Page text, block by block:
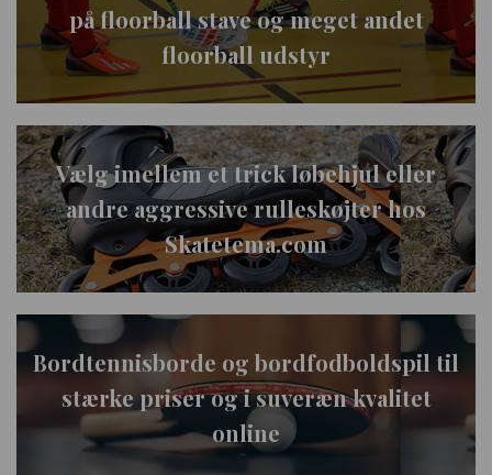
på floorball stave og meget andet
floorball udstyr
Vælg imellem et trick løbehjul eller
andre aggressive rulleskøjter hos
Skatetema.com
Bordtennisborde og bordfodboldspil til
stærke priser og i suveræn kvalitet
online